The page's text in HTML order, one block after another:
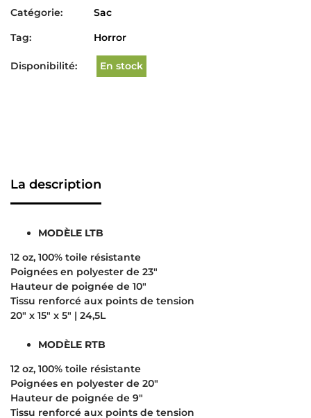
Catégorie:
Sac
Tag:
Horror
Disponibilité: En stock
La description
MODÈLE LTB
12 oz, 100% toile résistante
Poignées en polyester de 23″
Hauteur de poignée de 10″
Tissu renforcé aux points de tension
20″ x 15″ x 5″ | 24,5L
MODÈLE RTB
12 oz, 100% toile résistante
Poignées en polyester de 20″
Hauteur de poignée de 9″
Tissu renforcé aux points de tension